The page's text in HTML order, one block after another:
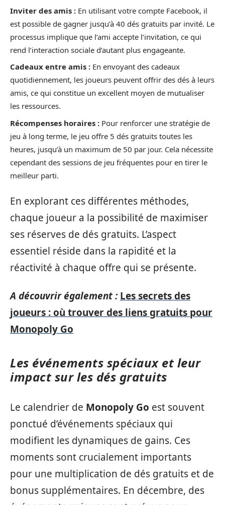
Inviter des amis : En utilisant votre compte Facebook, il
est possible de gagner jusqu’à 40 dés gratuits par invité. Le
processus implique que l’ami accepte l’invitation, ce qui
rend l’interaction sociale d’autant plus engageante.
Cadeaux entre amis : En envoyant des cadeaux
quotidiennement, les joueurs peuvent offrir des dés à leurs
amis, ce qui constitue un excellent moyen de mutualiser
les ressources.
Récompenses horaires : Pour renforcer une stratégie de
jeu à long terme, le jeu offre 5 dés gratuits toutes les
heures, jusqu’à un maximum de 50 par jour. Cela nécessite
cependant des sessions de jeu fréquentes pour en tirer le
meilleur parti.
En explorant ces différentes méthodes,
chaque joueur a la possibilité de maximiser
ses réserves de dés gratuits. L’aspect
essentiel réside dans la rapidité et la
réactivité à chaque offre qui se présente.
A découvrir également : Les secrets des
joueurs : où trouver des liens gratuits pour
Monopoly Go
Les événements spéciaux et leur
impact sur les dés gratuits
Le calendrier de Monopoly Go est souvent
ponctué d’événements spéciaux qui
modifient les dynamiques de gains. Ces
moments sont crucialement importants
pour une multiplication de dés gratuits et de
bonus supplémentaires. En décembre, des